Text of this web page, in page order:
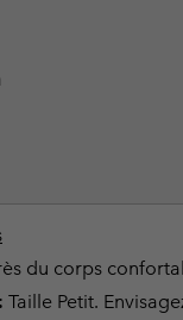
du corps
Taille Petit.